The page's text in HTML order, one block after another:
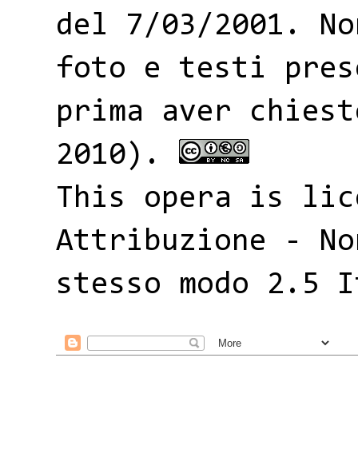
del 7/03/2001.
foto e testi
prima aver
2010).
This opera is
Attribuzione -
stesso modo 2.5